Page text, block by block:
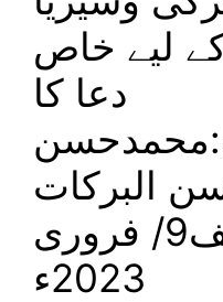
لیے خاص
دعا کا
البرکات
مارہرہ شریف9/ فروری
2023ء